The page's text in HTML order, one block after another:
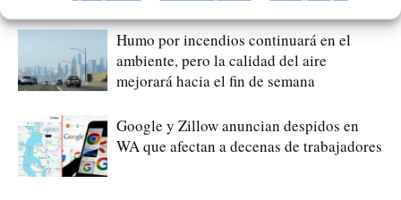
Humo por incendios continuará en el
ambiente, pero la calidad del aire
mejorará hacia el fin de semana
Google y Zillow anuncian despidos en
WA que afectan a decenas de trabajadores